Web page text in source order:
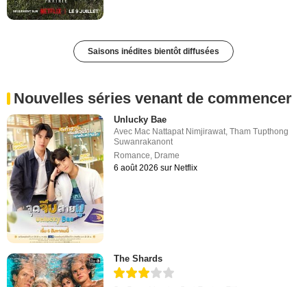
Saisons inédites bientôt diffusées
Nouvelles séries venant de commencer
Unlucky Bae
Avec Mac Nattapat Nimjirawat,Tham Tupthong
Suwanrakanont
Romance, Drame
6 août 2026 sur Netflix
The Shards